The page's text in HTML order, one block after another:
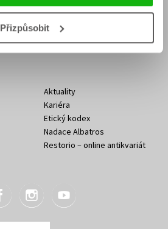
PřizpůsobitKontakty Albatros Media
Aktuality
Kariéra
Etický kodex
Nadace Albatros
Restorio – online antikvariát